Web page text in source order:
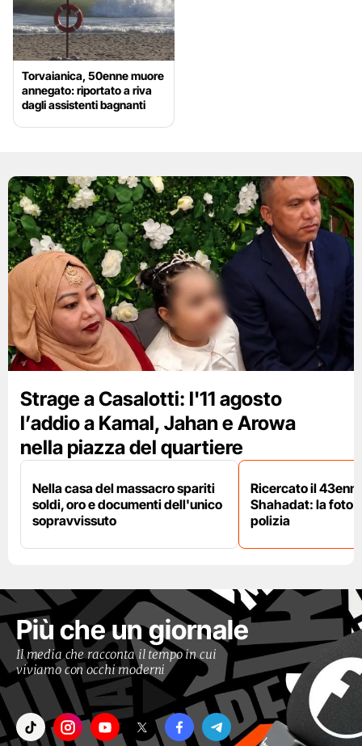
Torvaianica, 50enne muore
annegato: riportato a riva
dagli assistenti bagnanti
Strage a Casalotti: l'11 agosto
l’addio a Kamal, Jahan e Arowa
nella piazza del quartiere
Nella casa del massacro spariti
soldi, oro e documenti dell'unico
sopravvissuto
Ricercato il
Shahadat: la foto
polizia
Più che un giornale
Il media che racconta il tempo in cui
viviamo con occhi moderni